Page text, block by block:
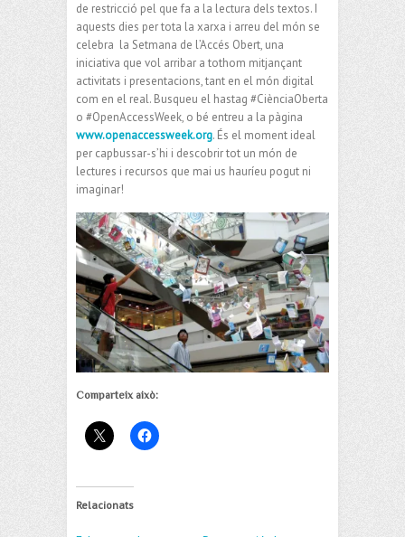
de restricció pel que fa a la lectura dels textos. I
aquests dies per tota la xarxa i arreu del món se
celebra la Setmana de l’Accés Obert, una
iniciativa que vol arribar a tothom mitjançant
activitats i presentacions, tant en el món digital
com en el real. Busqueu el hastag #CiènciaOberta
o #OpenAccessWeek, o bé entreu a la pàgina
www.openaccessweek.org. És el moment ideal
per capbussar-s’hi i descobrir tot un món de
lectures i recursos que mai us hauríeu pogut ni
imaginar!
Comparteix això:
Relacionats